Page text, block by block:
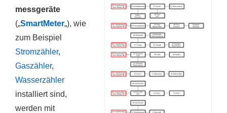
messgeräte
(„SmartMeter„), wie
zum Beispiel
Stromzähler,
Gaszähler,
Wasserzähler
installiert sind,
werden mit